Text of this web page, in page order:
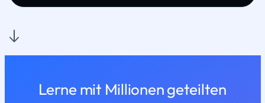
Lerne mit Millionen geteilten